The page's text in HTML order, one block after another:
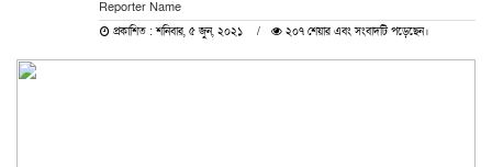
Reporter Name
প্রকাশিত : শনিবার, ৫ জুন, ২০২১ ২০৭ শেয়ার এবং সংবাদটি পড়েছেন।